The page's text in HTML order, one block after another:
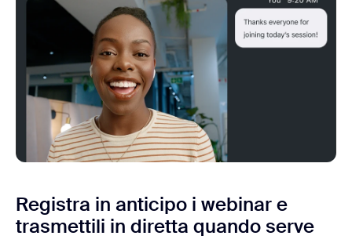
Registra in anticipo i webinar e
trasmettili in diretta quando serve